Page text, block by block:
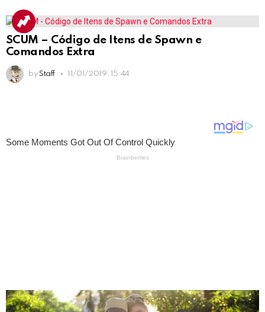
SCUM – Código de Itens de Spawn e
Comandos Extra
by Staff 11/01/2019, 15:44